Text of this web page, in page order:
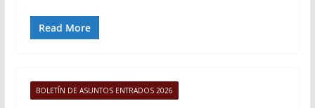
Read More
BOLETÍN DE ASUNTOS ENTRADOS 2026